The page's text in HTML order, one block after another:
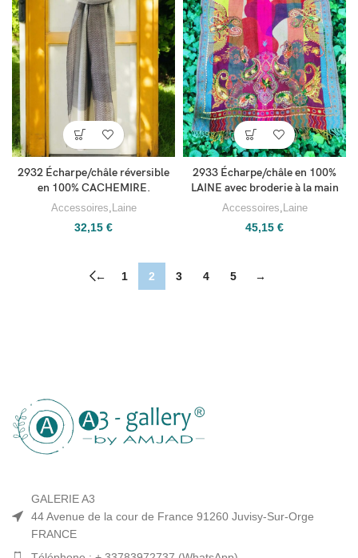
2932 Écharpe/châle réversible
en 100% CACHEMIRE.
Accessoires Laine
32,15 €
2933 Écharpe/châle en 100%
LAINE avec broderie à la main
Accessoires Laine
45,15 €
← 1 2 3 4 5 →
GALERIE A3
44 Avenue de la cour de France 91260 Juvisy-Sur-Orge
FRANCE